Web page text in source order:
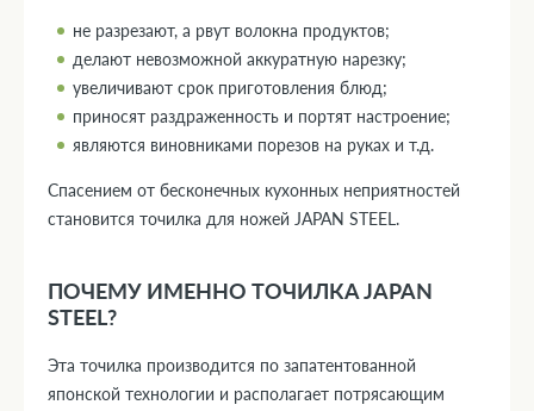
не разрезают, а рвут волокна продуктов;
делают невозможной аккуратную нарезку;
увеличивают срок приготовления блюд;
приносят раздраженность и портят настроение;
являются виновниками порезов на руках и т.д.
Спасением от бесконечных кухонных неприятностей
становится точилка для ножей JAPAN STEEL.
ПОЧЕМУ ИМЕННО ТОЧИЛКА JAPAN
STEEL?
Эта точилка производится по запатентованной
японской технологии и располагает потрясающим